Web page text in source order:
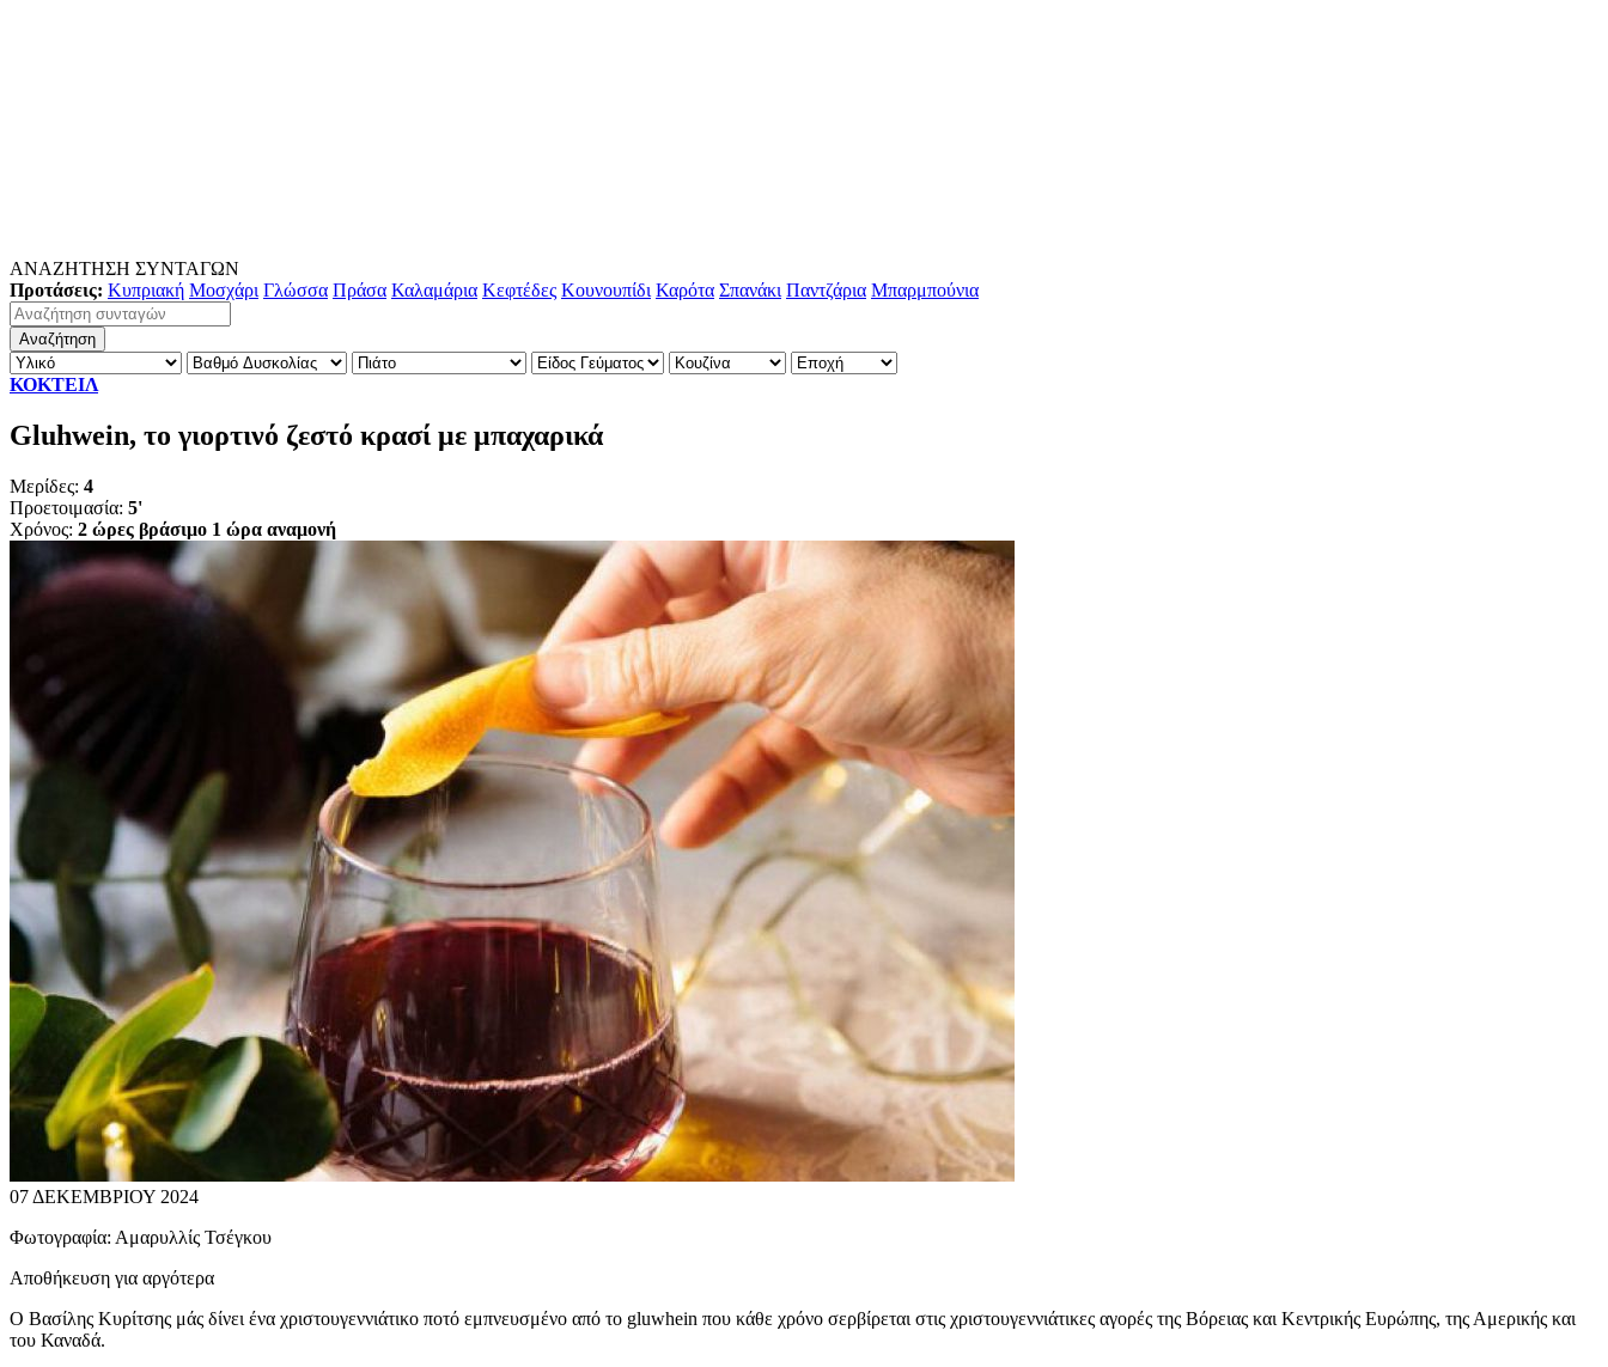
ΑΝΑΖΗΤΗΣΗ ΣΥΝΤΑΓΩΝ
Προτάσεις: Κυπριακή Μοσχάρι Γλώσσα Πράσα Καλαμάρια Κεφτέδες Κουνουπίδι Καρότα Σπανάκι Παντζάρια Μπαρμπούνια
ΚΟΚΤΕΙΛ
Gluhwein, το γιορτινό ζεστό κρασί με μπαχαρικά
Μερίδες: 4
Προετοιμασία: 5'
Χρόνος: 2 ώρες βράσιμο 1 ώρα αναμονή
07 ΔΕΚΕΜΒΡΙΟΥ 2024
Φωτογραφία: Αμαρυλλίς Τσέγκου
Αποθήκευση για αργότερα
O Bασίλης Κυρίτσης μάς δίνει ένα χριστουγεννιάτικο ποτό εμπνευσμένo από το gluwhein που κάθε χρόνο σερβίρεται στις χριστουγεννιάτικες αγορές της Βόρειας και Κεντρικής Ευρώπης, της Αμερικής και
του Καναδά.